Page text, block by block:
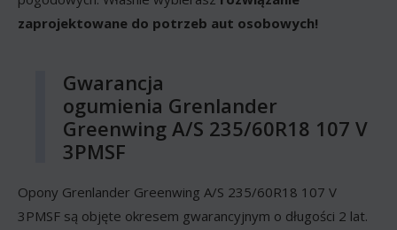
zaprojektowane do potrzeb aut osobowych!
Gwarancja
ogumienia Grenlander
Greenwing A/S 235/60R18 107 V
3PMSF
Opony Grenlander Greenwing A/S 235/60R18 107 V
3PMSF są objęte okresem gwarancyjnym o długości 2 lat.